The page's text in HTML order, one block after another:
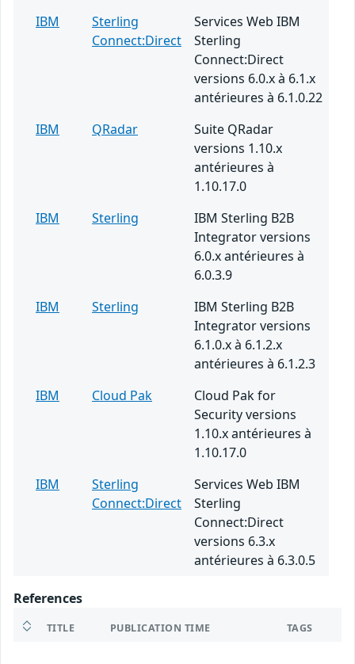
IBM
Sterling
Connect:Direct
Services Web IBM
Sterling
Connect:Direct
versions 6.0.x à 6.1.x
antérieures à 6.1.0.22
IBM
QRadar
Suite QRadar
versions 1.10.x
antérieures à
1.10.17.0
IBM
Sterling
IBM Sterling B2B
Integrator versions
6.0.x antérieures à
6.0.3.9
IBM
Sterling
IBM Sterling B2B
Integrator versions
6.1.0.x à 6.1.2.x
antérieures à 6.1.2.3
IBM
Cloud Pak
Cloud Pak for
Security versions
1.10.x antérieures à
1.10.17.0
IBM
Sterling
Connect:Direct
Services Web IBM
Sterling
Connect:Direct
versions 6.3.x
antérieures à 6.3.0.5
References
TITLE PUBLICATION TIME TAGS